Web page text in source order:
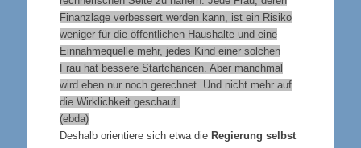
Finanzlage verbessert werden kann, ist ein Risiko
weniger für die öffentlichen Haushalte und eine
Einnahmequelle mehr, jedes Kind einer solchen
Frau hat bessere Startchancen. Aber manchmal
wird eben nur noch gerechnet. Und nicht mehr auf
die Wirklichkeit geschaut.
(ebda)
Deshalb orientiere sich etwa die Regierung selbst